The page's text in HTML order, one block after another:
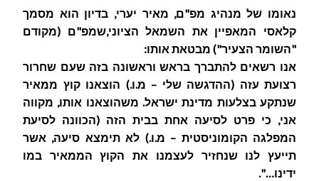
נאומו של מנהיג מפ"ם, מאיר יערי, בדיון הוא מסמך
קלאסי המאפיין את השמאל הציוני,שמפ"ם (מקודם
"השומר הצעיר") מבטאת אותו:
אנו רשאים להתברך בראש וראשונה בזה שעם שחרור
רצועת עזה (ההדגשה שלי – מ.ו.) הוצאנו קוץ ממאיר
שנתקע בצלעות מדינת ישראל. משהוצאנו אותו, מקווה
אני, כי פרט לסיעה אחת בבית הזה (הכוונה לסיעת
המפלגה הקומוניסטית – מ.ו.) לא תימצא סיעה, אשר
תייעץ לנו שנחזיר לעצמנו את הקוץ הממאיר במו
ידינו…".